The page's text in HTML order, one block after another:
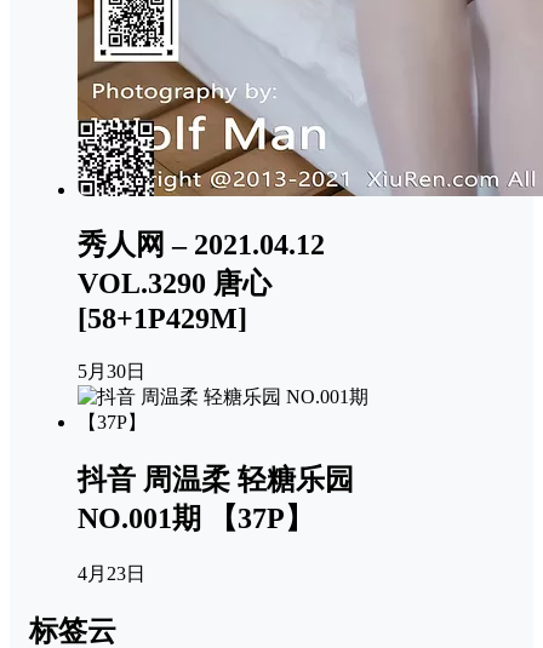
秀人网 – 2021.04.12
VOL.3290 唐心
[58+1P429M]
5月30日
抖音 周温柔 轻糖乐园
NO.001期 【37P】
4月23日
标签云